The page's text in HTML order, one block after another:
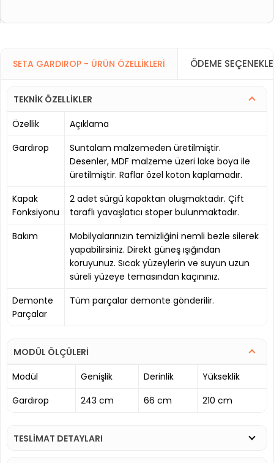
SETA GARDIROP - ÜRÜN ÖZELLIKLERI ÖDEME
TEKNİK ÖZELLİKLER
Özellik
Açıklama
Gardırop
Suntalam malzemeden üretilmiştir.
Desenler, MDF malzeme üzeri lake boya ile
üretilmiştir. Raflar özel koton kaplamadır.
Kapak
Fonksiyonu
2 adet sürgü kapaktan oluşmaktadır. Çift
taraflı yavaşlatıcı stoper bulunmaktadır.
Bakım
Mobilyalarınızın temizliğini nemli bezle silerek
yapabilirsiniz. Direkt güneş ışığından
koruyunuz. Sıcak yüzeylerin ve suyun uzun
süreli yüzeye temasından kaçınınız.
Demonte
Parçalar
Tüm parçalar demonte gönderilir.
MODÜL ÖLÇÜLERİ
Modül
Genişlik Derinlik
Yükseklik
Gardırop
243 cm 66 cm 210 cm
TESLİMAT DETAYLARI